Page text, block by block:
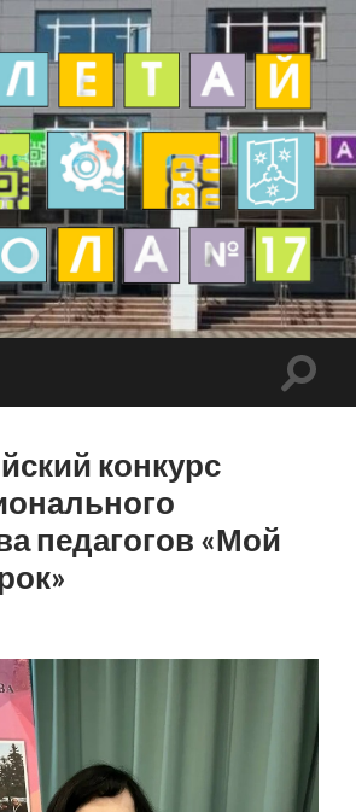
конкурс
педагогов «Мой